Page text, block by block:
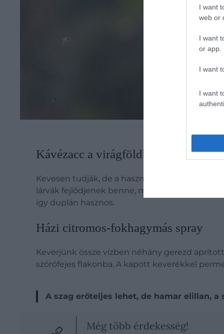
I want
web or
I want
or app.
I want
I want
Kávézacc a virágföldbe – a
Kevesen tudják, de a használt kávézacc
lárvák fejlődjenek benne, másrészt szárított
így duplán hasznos.
Házi citromos-fokhagymás spray
Keverjünk össze vízben néhány gerezd
szórófejes flakonba. A kapott keverékkel
A szag erőteljes lehet, de hamar elillan,
Még több érdekesség!